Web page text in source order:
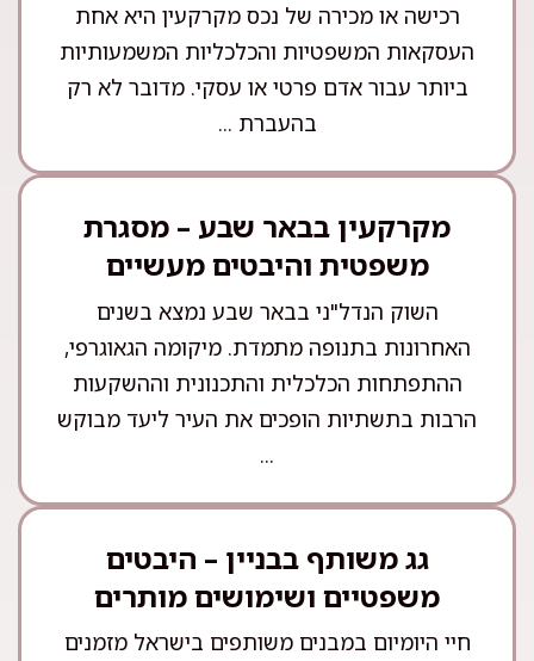
רכישה או מכירה של נכס מקרקעין היא אחת
העסקאות המשפטיות והכלכליות המשמעותיות
ביותר עבור אדם פרטי או עסקי. מדובר לא רק
בהעברת ...
מקרקעין בבאר שבע – מסגרת
משפטית והיבטים מעשיים
השוק הנדל"ני בבאר שבע נמצא בשנים
האחרונות בתנופה מתמדת. מיקומה הגאוגרפי,
ההתפתחות הכלכלית והתכנונית וההשקעות
הרבות בתשתיות הופכים את העיר ליעד מבוקש
...
גג משותף בבניין – היבטים
משפטיים ושימושים מותרים
חיי היומיום במבנים משותפים בישראל מזמנים